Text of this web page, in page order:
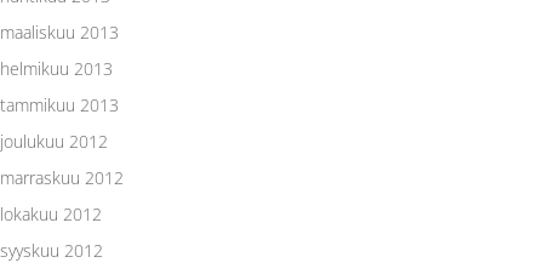
maaliskuu 2013
helmikuu 2013
tammikuu 2013
joulukuu 2012
marraskuu 2012
lokakuu 2012
syyskuu 2012